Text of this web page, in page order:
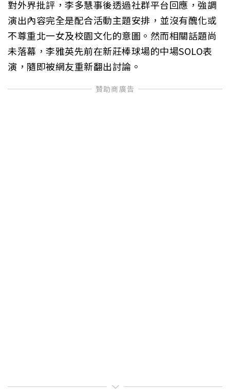
對外界批評，李多慧事後透過社群平台回應，強調
演出內容完全是配合活動主題安排，並沒有醜化或
不尊重北一女及校園文化的意圖。然而相關話題尚
未落幕，李雅英先前在新莊棒球場的中場SOLO表
演，隨即被網友重新翻出討論。